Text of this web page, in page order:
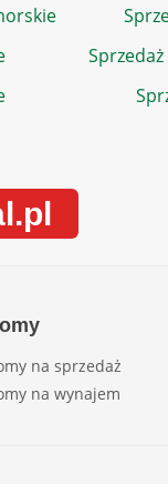
na sprzedaż
na wynajem